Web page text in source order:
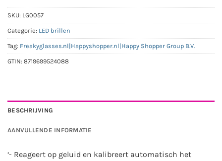
SKU: LG0057
Categorie: LED brillen
Tag: Freakyglasses.nl|Happyshopper.nl|Happy Shopper Group B.V.
GTIN: 8719699524088
BESCHRIJVING
AANVULLENDE INFORMATIE
‘- Reageert op geluid en kalibreert automatisch het